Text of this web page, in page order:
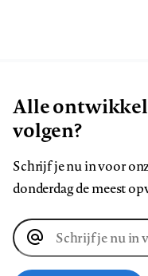
Alle
volgen?
Schrijf je nu in voor
donderdag de meest
E-
mailadres